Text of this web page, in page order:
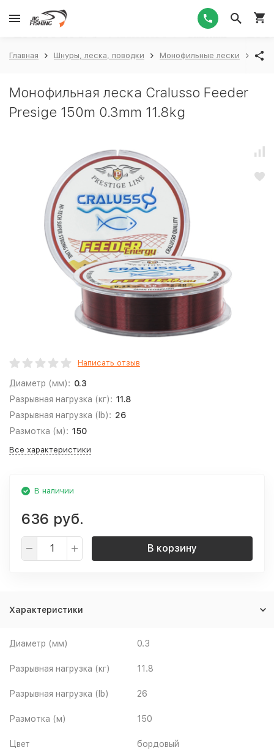
Главная Шнуры, леска, поводки Монофильные лески
Монофильная леска Cralusso Feeder
Presige 150m 0.3mm 11.8kg
Написать отзыв
Диаметр (мм): 0.3
Разрывная нагрузка (кг): 11.8
Разрывная нагрузка (lb): 26
Размотка (м): 150
Все характеристики
В наличии
636 руб.
В корзину
Характеристики
Диаметр (мм) 0.3
Разрывная нагрузка (кг) 11.8
Разрывная нагрузка (lb) 26
Размотка (м) 150
Цвет бордовый